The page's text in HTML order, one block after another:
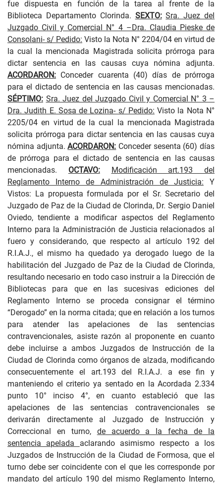
fue dispuesta en función de la tarea al frente de la
Biblioteca Departamento Clorinda. SEXTO: Sra. Juez del
Juzgado Civil y Comercial N° 4 –Dra. Claudia Pieske de
Consolani- s/ Pedido: Visto la Nota N° 2204/04 en virtud de
la cual la mencionada Magistrada solicita prórroga para
dictar sentencia en las causas cuya nómina adjunta.
ACORDARON: Conceder cuarenta (40) días de prórroga
para el dictado de sentencia en las causas mencionadas.
SÉPTIMO: Sra. Juez del Juzgado Civil y Comercial N° 3 –
Dra. Judith E. Sosa de Lozina- s/ Pedido: Visto la Nota N°
2205/04 en virtud de la cual la mencionada Magistrada
solicita prórroga para dictar sentencia en las causas cuya
nómina adjunta.ACORDARON: Conceder sesenta (60) días
de prórroga para el dictado de sentencia en las causas
mencionadas.
OCTAVO:
Modificación art.193 del
Reglamento Interno de Administración de Justicia: Y
Vistos: La propuesta formulada por el Sr. Secretario del
Juzgado de Paz de la Ciudad de Clorinda, Dr. Sergio Daniel
Oviedo, tendiente a modificar aspectos del Reglamento
Interno para la Administración de Justicia relacionados al
fuero y considerando, que respecto al artículo 192 del
R.I.A.J., el mismo ha quedado ya derogado luego de la
habilitación del Juzgado de Paz de la Ciudad de Clorinda,
resultando necesario en todo caso instruir a la Dirección de
Bibliotecas para que en las sucesivas ediciones del
Reglamento Interno se proceda consignar el término
“Derogado” en la norma citada; que en relación a los turnos
para atender las apelaciones de las sentencias
contravencionales, asiste razón al proponente en cuanto
debe incluirse a ambos Juzgados de Instrucción de la
Ciudad de Clorinda como órganos de alzada, modificando
consecuentemente el art.193 del R.I.A.J. a ese fin y
manteniendo el criterio ya sentado en la Acordada 2.334
punto 10° inciso 4°, en cuanto estableció que las
apelaciones de las sentencias contravencionales se
derivarán directamente al Juzgado de Instrucción y
Correccional en turno, de acuerdo a la fecha de la
sentencia apelada aclarando asimismo respecto a los
Juzgados de Instrucción de la Ciudad de Formosa, que el
turno debe ser coincidente con el que les corresponde por
mandato del artículo 190 del mismo Reglamento Interno,